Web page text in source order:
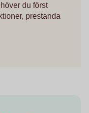
du först
prestanda